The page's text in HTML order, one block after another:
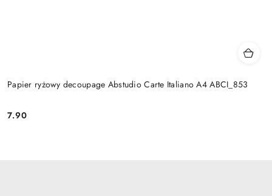
Papier ryżowy decoupage Abstudio Carte Italiano A4 ABCI_853
Cena:
7.90